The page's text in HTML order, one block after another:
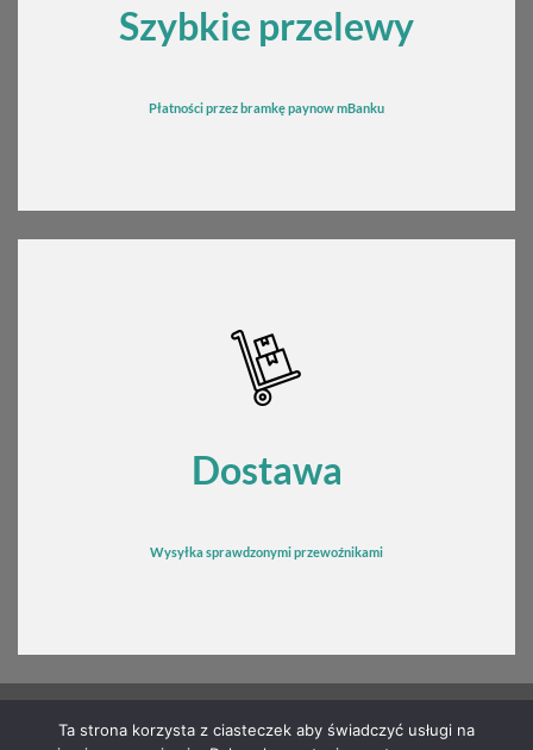
Szybkie przelewy
Płatności przez bramkępaynow mBanku
Dostawa
Wysyłka sprawdzonymi przewoźnikami
Ta strona korzysta z ciasteczek aby świadczyć usługi na